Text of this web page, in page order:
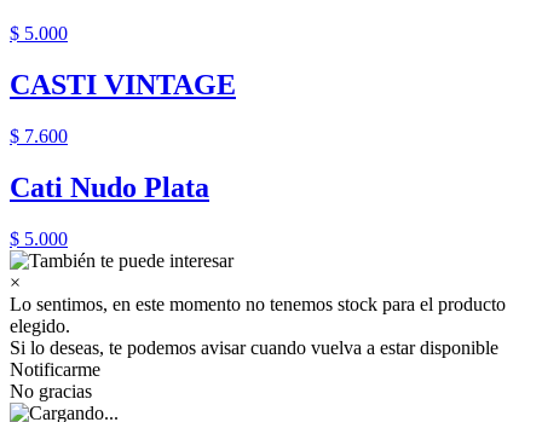
$ 5.000
CASTI VINTAGE
$ 7.600
Cati Nudo Plata
$ 5.000
×
Lo sentimos, en este momento no tenemos stock para el producto
elegido.
Si lo deseas, te podemos avisar cuando vuelva a estar disponible
Notificarme
No gracias